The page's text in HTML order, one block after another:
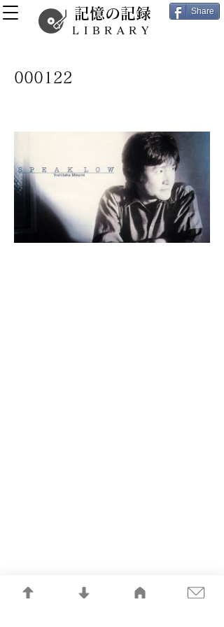
記憶の記録
LIBRARY
Share
000122